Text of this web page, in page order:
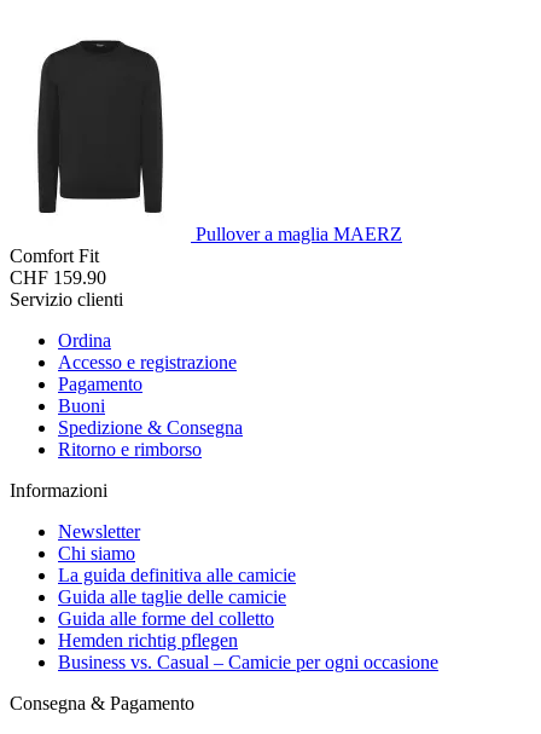
Pullover a maglia MAERZ
Comfort Fit
CHF 159.90
Servizio clienti
Ordina
Accesso e registrazione
Pagamento
Buoni
Spedizione & Consegna
Ritorno e rimborso
Informazioni
Newsletter
Chi siamo
La guida definitiva alle camicie
Guida alle taglie delle camicie
Guida alle forme del colletto
Hemden richtig pflegen
Business vs. Casual – Camicie per ogni occasione
Consegna & Pagamento